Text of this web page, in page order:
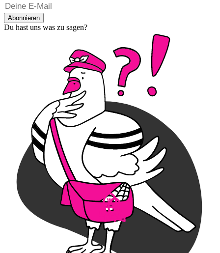
Abonnieren
Du hast uns was zu sagen?